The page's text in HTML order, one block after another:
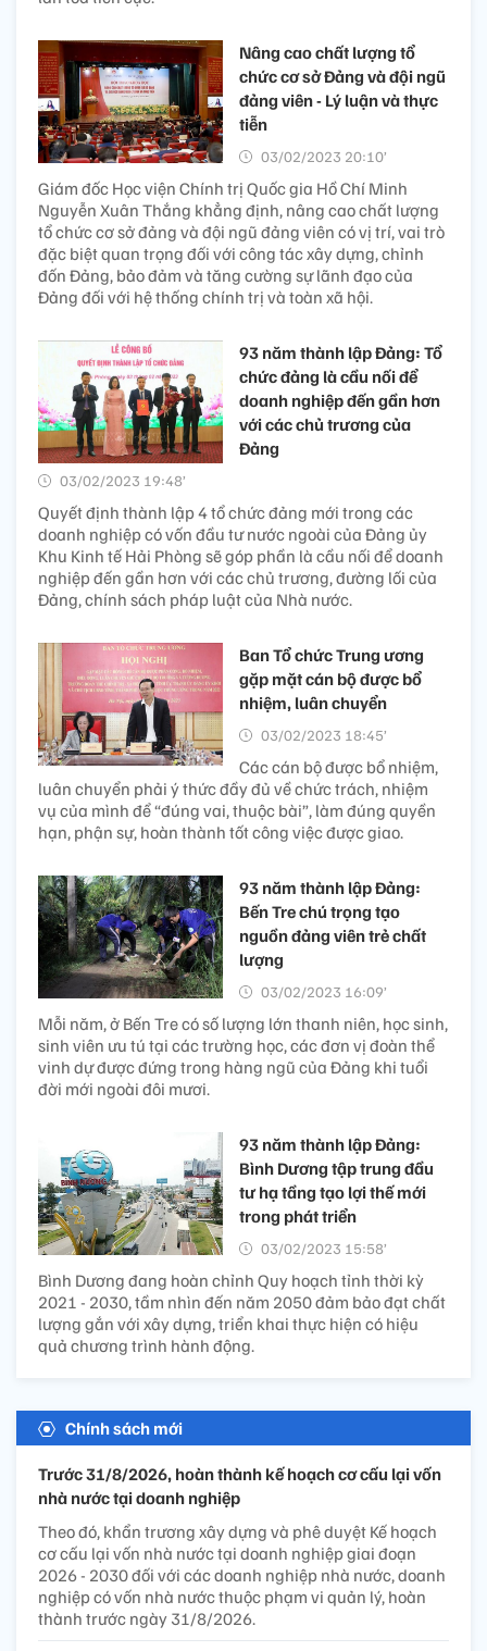
Nâng cao chất lượng tổ
chức cơ sở Đảng và đội ngũ
đảng viên - Lý luận và thực
tiễn
03/02/2023 20:10’
Giám đốc Học viện Chính trị Quốc gia Hồ Chí Minh
Nguyễn Xuân Thắng khẳng định, nâng cao chất lượng
tổ chức cơ sở đảng và đội ngũ đảng viên có vị trí, vai trò
đặc biệt quan trọng đối với công tác xây dựng, chỉnh
đốn Đảng, bảo đảm và tăng cường sự lãnh đạo của
Đảng đối với hệ thống chính trị và toàn xã hội.
93 năm thành lập Đảng: Tổ
chức đảng là cầu nối để
doanh nghiệp đến gần hơn
với các chủ trương của
Đảng
03/02/2023 19:48’
Quyết định thành lập 4 tổ chức đảng mới trong các
doanh nghiệp có vốn đầu tư nước ngoài của Đảng ủy
Khu Kinh tế Hải Phòng sẽ góp phần là cầu nối để doanh
nghiệp đến gần hơn với các chủ trương, đường lối của
Đảng, chính sách pháp luật của Nhà nước.
Ban Tổ chức Trung ương
gặp mặt cán bộ được bổ
nhiệm, luân chuyển
03/02/2023 18:45’
Các cán bộ được bổ nhiệm,
luân chuyển phải ý thức đầy đủ về chức trách, nhiệm
vụ của mình để “đúng vai, thuộc bài”, làm đúng quyền
hạn, phận sự, hoàn thành tốt công việc được giao.
93 năm thành lập Đảng:
Bến Tre chú trọng tạo
nguồn đảng viên trẻ chất
lượng
03/02/2023 16:09’
Mỗi năm, ở Bến Tre có số lượng lớn thanh niên, học sinh,
sinh viên ưu tú tại các trường học, các đơn vị đoàn thể
vinh dự được đứng trong hàng ngũ của Đảng khi tuổi
đời mới ngoài đôi mươi.
93 năm thành lập Đảng:
Bình Dương tập trung đầu
tư hạ tầng tạo lợi thế mới
trong phát triển
03/02/2023 15:58’
Bình Dương đang hoàn chỉnh Quy hoạch tỉnh thời kỳ
2021 - 2030, tầm nhìn đến năm 2050 đảm bảo đạt chất
lượng gắn với xây dựng, triển khai thực hiện có hiệu
quả chương trình hành động.
Chính sách mới
Trước 31/8/2026, hoàn thành kế hoạch cơ cấu lại vốn
nhà nước tại doanh nghiệp
Theo đó, khẩn trương xây dựng và phê duyệt Kế hoạch
cơ cấu lại vốn nhà nước tại doanh nghiệp giai đoạn
2026 - 2030 đối với các doanh nghiệp nhà nước, doanh
nghiệp có vốn nhà nước thuộc phạm vi quản lý, hoàn
thành trước ngày 31/8/2026.